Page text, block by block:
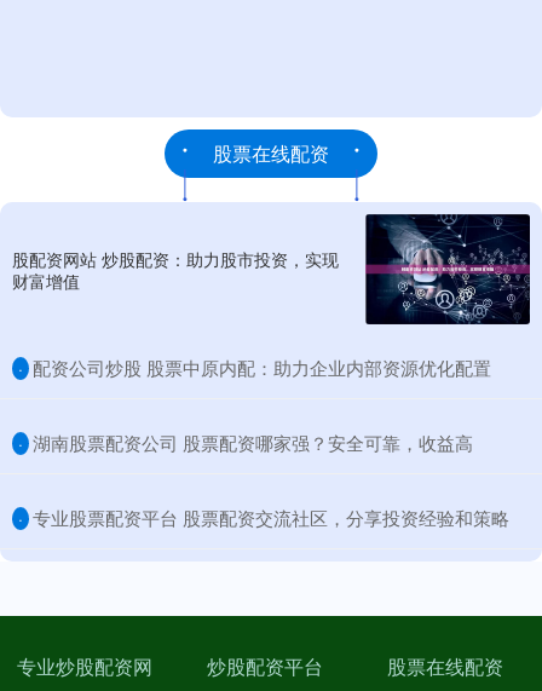
股票在线配资
股配资网站 炒股配资：助力股市投资，实现
财富增值
· ​配资公司炒股 股票中原内配：助力企业内部资源优化配置
· ​湖南股票配资公司 股票配资哪家强？安全可靠，收益高
· ​专业股票配资平台 股票配资交流社区，分享投资经验和策略
专业炒股配资网 炒股配资平台 股票在线配资